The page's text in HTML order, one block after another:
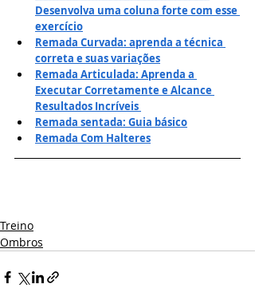
Desenvolva uma coluna forte com esse
exercício
Remada Curvada: aprenda a técnica
correta e suas variações
Remada Articulada: Aprenda a
Executar Corretamente e Alcance
Resultados Incríveis
Remada sentada: Guia básico
Remada Com Halteres
Treino
Ombros